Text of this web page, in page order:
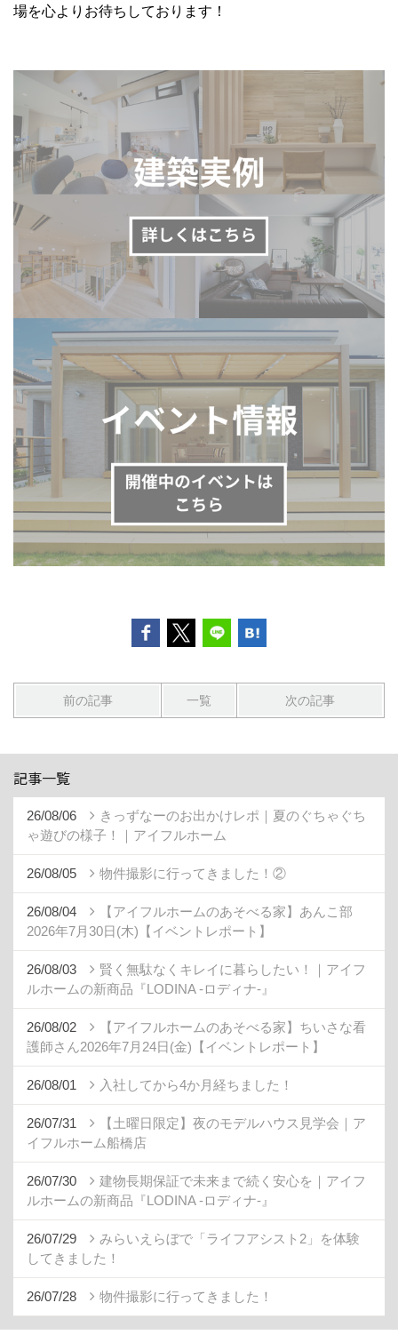
場を心よりお待ちしております！
前の記事 一覧 次の記事
記事一覧
26/08/06
きっずなーのお出かけレポ｜夏のぐちゃぐち
ゃ遊びの様子！｜アイフルホーム
26/08/05 物件撮影に行ってきました！②
26/08/04
【アイフルホームのあそべる家】あんこ部
2026年7月30日(木)【イベントレポート】
26/08/03
賢く無駄なくキレイに暮らしたい！｜アイフ
ルホームの新商品『LODINA -ロディナ-』
26/08/02
【アイフルホームのあそべる家】ちいさな看
護師さん2026年7月24日(金)【イベントレポート】
26/08/01 入社してから4か月経ちました！
26/07/31
【土曜日限定】夜のモデルハウス見学会｜ア
イフルホーム船橋店
26/07/30
建物長期保証で未来まで続く安心を｜アイフ
ルホームの新商品『LODINA -ロディナ-』
26/07/29
みらいえらぼで「ライフアシスト2」を体験
してきました！
26/07/28 物件撮影に行ってきました！